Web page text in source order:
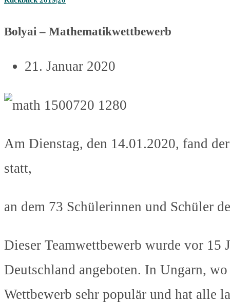
Bolyai – Mathematikwettbewerb
21. Januar 2020
Am Dienstag, den 14.01.2020, fand
statt,
an dem 73 Schülerinnen und Schüler
Dieser Teamwettbewerb wurde vor
Deutschland angeboten. In Ungarn,
Wettbewerb sehr populär und hat alle